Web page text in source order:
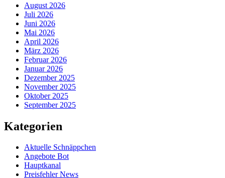
August 2026
Juli 2026
Juni 2026
Mai 2026
April 2026
März 2026
Februar 2026
Januar 2026
Dezember 2025
November 2025
Oktober 2025
September 2025
Kategorien
Aktuelle Schnäppchen
Angebote Bot
Hauptkanal
Preisfehler News